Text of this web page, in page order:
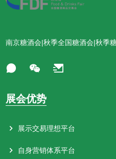
南京糖酒会|秋季全国糖酒会|秋季
展会优势
展示交易理想平台
自身营销体系平台